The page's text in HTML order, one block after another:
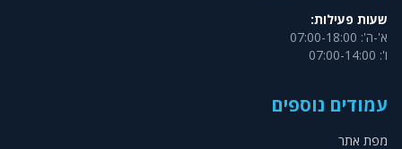
שעות פעילות:
א'-ה': 07:00-18:00
ו': 07:00-14:00
עמודים נוספים
מפת אתר